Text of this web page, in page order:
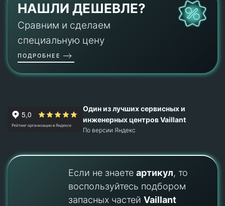
НАШЛИ ДЕШЕВЛЕ?
Сравним и сделаем
специальную цену
ПОДРОБНЕЕ
Один из лучших сервисных и
инженерных центров Vaillant
По версии Яндекс
Если не знаете артикул, то
воспользуйтесь подбором
запасных частей Vaillant